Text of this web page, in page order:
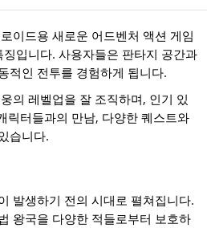
이드용 새로운 어드벤처 액션 게임
입니다. 사용자들은 판타지 공간과
적인 전투를 경험하게 됩니다.
의 레벨업을 잘 조직하며, 인기 있
릭터들과의 만남, 다양한 퀘스트와
습니다.
발생하기 전의 시대로 펼쳐집니다.
왕국을 다양한 적들로부터 보호하